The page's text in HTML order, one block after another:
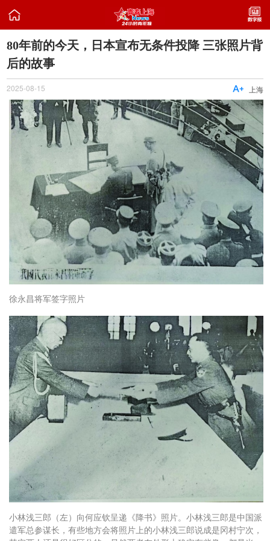

80年前的今天，日本宣布无条件投降 三张照片背
后的故事
2025-08-15 上海

徐永昌将军签字照片
小林浅三郎（左）向何应钦呈递《降书》照片。小林浅三郎是中国派
遣军总参谋长，有些地方会将照片上的小林浅三郎说成是冈村宁次，